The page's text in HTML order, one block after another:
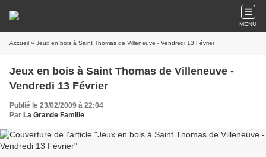
MENU
Accueil » Jeux en bois à Saint Thomas de Villeneuve - Vendredi 13 Février
Jeux en bois à Saint Thomas de Villeneuve -
Vendredi 13 Février
Publié le 23/02/2009 à 22:04
Par La Grande Famille